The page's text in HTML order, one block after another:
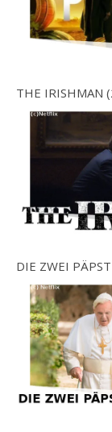
THE IRISHMAN
DIE ZWEI